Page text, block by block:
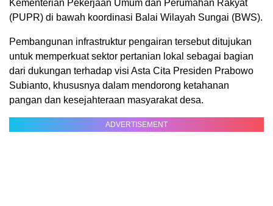
Kementerian Pekerjaan Umum dan Perumahan Rakyat
(PUPR) di bawah koordinasi Balai Wilayah Sungai (BWS).
Pembangunan infrastruktur pengairan tersebut ditujukan
untuk memperkuat sektor pertanian lokal sebagai bagian
dari dukungan terhadap visi Asta Cita Presiden Prabowo
Subianto, khususnya dalam mendorong ketahanan
pangan dan kesejahteraan masyarakat desa.
ADVERTISEMENT